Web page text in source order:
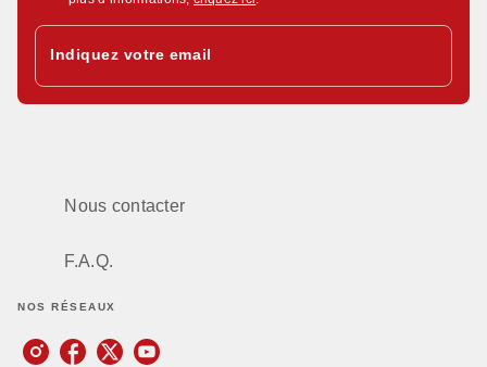
Indiquez votre email
Nous contacter
F.A.Q.
NOS RÉSEAUX